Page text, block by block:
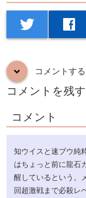
twitter facebook
down コメントする
コメントを残す
コメント
知ウイスと速ブウ純
はちょっと前に龍石
醒しているという。
回超激戦まで必殺レ